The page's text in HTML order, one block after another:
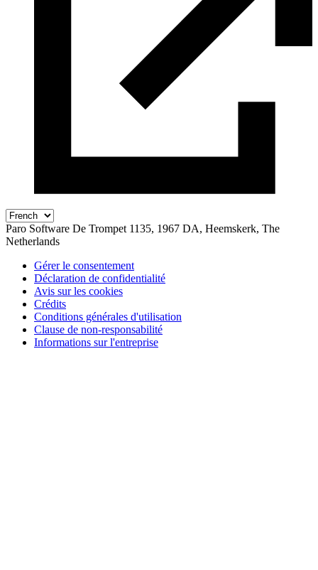
Paro Software De Trompet 1135, 1967 DA, Heemskerk, The
Netherlands
Gérer le consentement
Déclaration de confidentialité
Avis sur les cookies
Crédits
Conditions générales d'utilisation
Clause de non-responsabilité
Informations sur l'entreprise